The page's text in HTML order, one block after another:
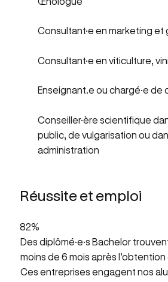
Consultant·e en marketing et
Consultant·e en viticulture,
Enseignant.e ou chargé·e de
Conseiller·ère scientifique
public, de vulgarisation ou
administration
Réussite et emploi
82%
Des diplômé·e·s Bachelor
moins de 6 mois après l’obtention
Ces entreprises engagent nos